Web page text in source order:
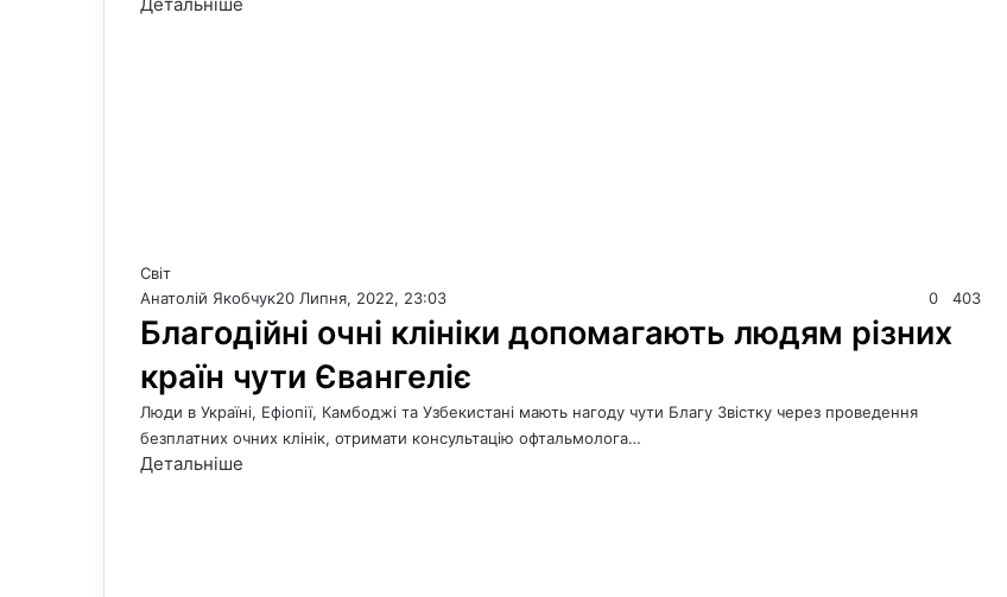
Світ
Анатолій Якобчук20 Липня, 2022, 23:03 0 403
Благодійні очні клініки допомагають людям різних
країн чути Євангеліє
Люди в Україні, Ефіопії, Камбоджі та Узбекистані мають нагоду чути Благу Звістку через проведення
безплатних очних клінік, отримати консультацію офтальмолога…
Детальніше